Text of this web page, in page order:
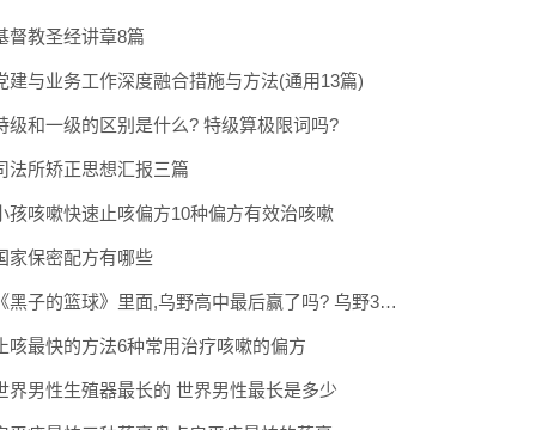
督教圣经讲章8篇
建与业务工作深度融合措施与方法(通用13篇)
级和一级的区别是什么? 特级算极限词吗?
法所矫正思想汇报三篇
孩咳嗽快速止咳偏方10种偏方有效治咳嗽
家保密配方有哪些
《黑子的篮球》里面,乌野高中最后赢了吗? 乌野3年拿到全国冠军了吗
咳最快的方法6种常用治疗咳嗽的偏方
界男性生殖器最长的 世界男性最长是多少